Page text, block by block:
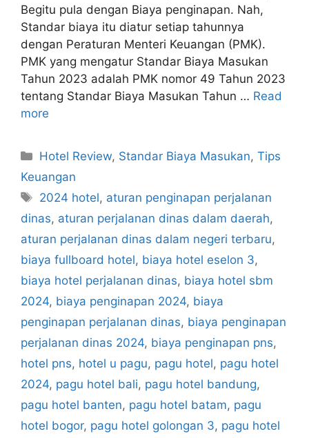
Begitu pula dengan Biaya penginapan. Nah,
Standar biaya itu diatur setiap tahunnya
dengan Peraturan Menteri Keuangan (PMK).
PMK yang mengatur Standar Biaya Masukan
Tahun 2023 adalah PMK nomor 49 Tahun 2023
tentang Standar Biaya Masukan Tahun … Read
more
Categories
Hotel Review, Standar Biaya Masukan,Tips
Keuangan
Tags
2024 hotel, aturan penginapan perjalanan
dinas, aturan perjalanan dinas dalam daerah,
aturan perjalanan dinas dalam negeri terbaru,
biaya fullboard hotel, biaya hotel eselon 3,
biaya hotel perjalanan dinas, biaya hotel sbm
2024, biaya penginapan 2024, biaya
penginapan perjalanan dinas, biaya penginapan
perjalanan dinas 2024, biaya penginapan pns,
hotel pns, hotel u pagu, pagu hotel, pagu hotel
2024, pagu hotel bali, pagu hotel bandung,
pagu hotel banten, pagu hotel batam, pagu
hotel bogor, pagu hotel golongan 3, pagu hotel